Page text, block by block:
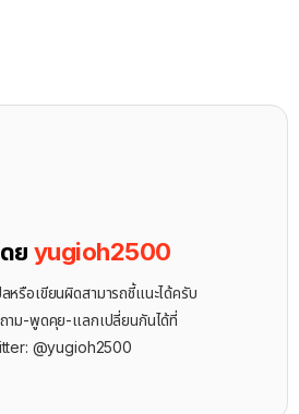
ดยyugioh2500
หรือเขียนผิดสามารถชี้แนะได้ครับ
าม-พูดคุย-แลกเปลี่ยนกันได้ที่
@yugioh2500